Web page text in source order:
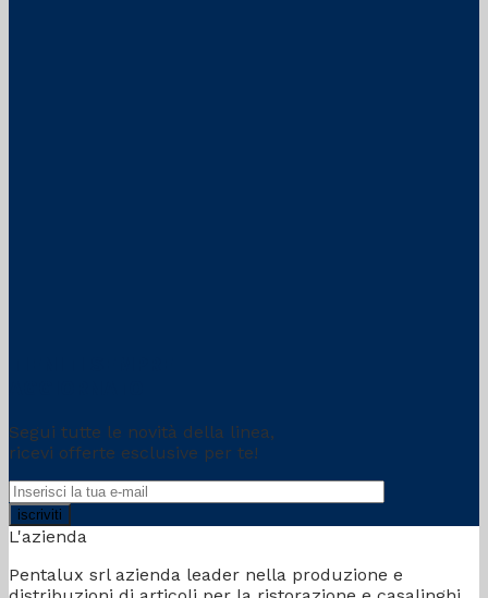
Segui tutte le novità della linea,
ricevi offerte esclusive per te!
L'azienda
Pentalux srl azienda leader nella produzione e